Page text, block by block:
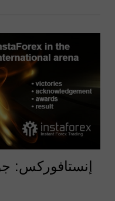
إنستافوركس: